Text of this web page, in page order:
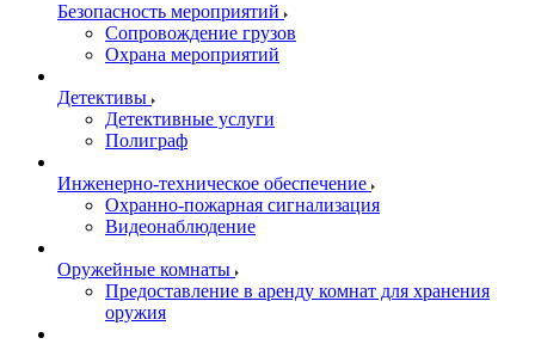
Безопасность мероприятий
Сопровождение грузов
Охрана мероприятий
Детективы
Детективные услуги
Полиграф
Инженерно-техническое обеспечение
Охранно-пожарная сигнализация
Видеонаблюдение
Оружейные комнаты
Предоставление в аренду комнат для хранения
оружия